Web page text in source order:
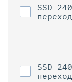
SSD
SSD